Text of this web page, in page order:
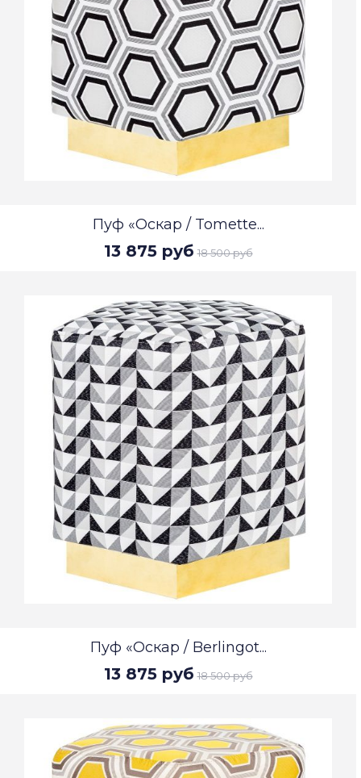
Пуф «Оскар / Tomette...
13 875 руб 18 500 руб
Пуф «Оскар / Berlingot...
13 875 руб 18 500 руб